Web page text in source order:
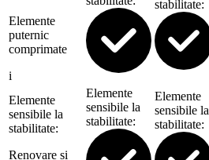
Elemente
puternic
comprimate
i
stabilitate:
Elemente
sensibile la
stabilitate:
Renovare și
Elemente
sensibile la
stabilitate:
Elemente
sensibile la
stabilitate: